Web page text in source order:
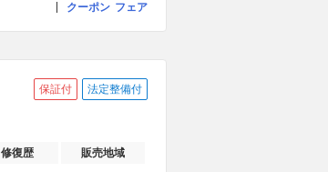
クーポン フェア
保証付 法定整備付
修復歴 販売地域